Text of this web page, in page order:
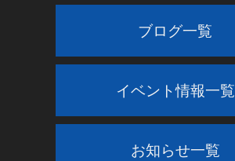
2026/03/08
ブログ一覧
イベント情報一覧
お知らせ一覧